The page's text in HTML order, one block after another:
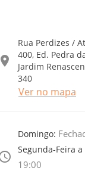
location_on
Rua Perdizes /
400, Ed. Pedra
Jardim
340
Ver no mapa
Domingo:
Segunda-Feira a
19:00